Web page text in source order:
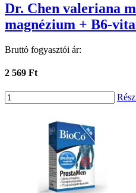
Dr. Chen valeriana
magnézium + B6-
Bruttó fogyasztói ár:
2 569 Ft